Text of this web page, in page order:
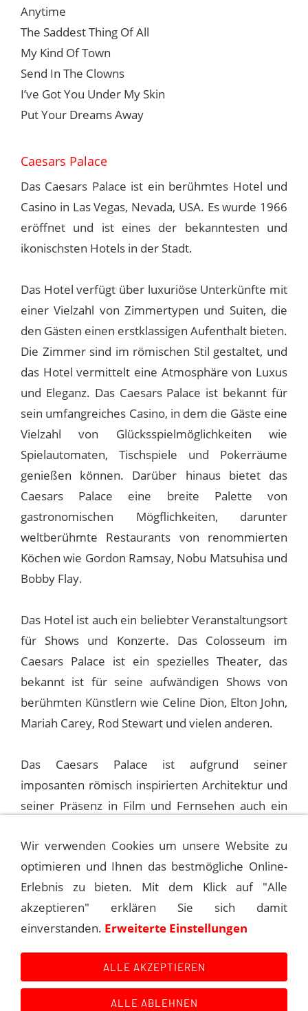
Anytime
The Saddest Thing Of All
My Kind Of Town
Send In The Clowns
I’ve Got You Under My Skin
Put Your Dreams Away
Caesars Palace
Das Caesars Palace ist ein berühmtes Hotel und
Casino in Las Vegas, Nevada, USA. Es wurde 1966
eröffnet und ist eines der bekanntesten und
ikonischsten Hotels in der Stadt.
Das Hotel verfügt über luxuriöse Unterkünfte mit
einer Vielzahl von Zimmertypen und Suiten, die
den Gästen einen erstklassigen Aufenthalt bieten.
Die Zimmer sind im römischen Stil gestaltet, und
das Hotel vermittelt eine Atmosphäre von Luxus
und Eleganz. Das Caesars Palace ist bekannt für
sein umfangreiches Casino, in dem die Gäste eine
Vielzahl von Glücksspielmöglichkeiten wie
Spielautomaten, Tischspiele und Pokerräume
genießen können. Darüber hinaus bietet das
Caesars Palace eine breite Palette von
gastronomischen Mögflichkeiten, darunter
weltberühmte Restaurants von renommierten
Köchen wie Gordon Ramsay, Nobu Matsuhisa und
Bobby Flay.
Das Hotel ist auch ein beliebter Veranstaltungsort
für Shows und Konzerte. Das Colosseum im
Caesars Palace ist ein spezielles Theater, das
bekannt ist für seine aufwändigen Shows von
berühmten Künstlern wie Celine Dion, Elton John,
Mariah Carey, Rod Stewart und vielen anderen.
Das Caesars Palace ist aufgrund seiner
imposanten römisch inspirierten Architektur und
seiner Präsenz in Film und Fernsehen auch ein
1975-03-20 LAS VEGAS, CAESARS
PALACE (2ND)
Wir verwenden Cookies um unsere Website zu
optimieren und Ihnen das bestmögliche Online-
Erlebnis zu bieten. Mit dem Klick auf "Alle
akzeptieren" erklären Sie sich damit
einverstanden. Erweiterte Einstellungen
ALLE AKZEPTIEREN
ALLE ABLEHNEN